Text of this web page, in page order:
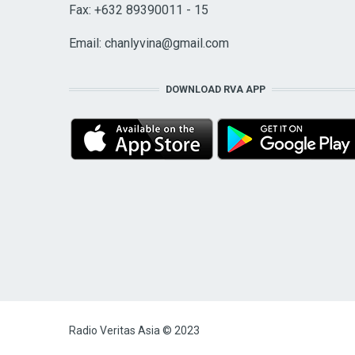
Fax: +632 89390011 - 15
Email: chanlyvina@gmail.com
DOWNLOAD RVA APP
Radio Veritas Asia © 2023